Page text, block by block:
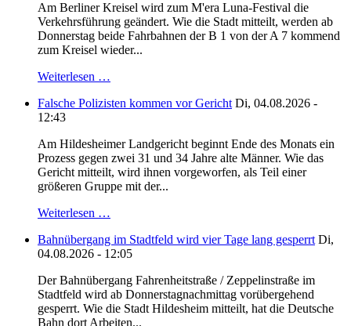
Am Berliner Kreisel wird zum M'era Luna-Festival die
Verkehrsführung geändert. Wie die Stadt mitteilt, werden ab
Donnerstag beide Fahrbahnen der B 1 von der A 7 kommend
zum Kreisel wieder...
Weiterlesen …
Falsche Polizisten kommen vor Gericht Di, 04.08.2026 -
12:43
Am Hildesheimer Landgericht beginnt Ende des Monats ein
Prozess gegen zwei 31 und 34 Jahre alte Männer. Wie das
Gericht mitteilt, wird ihnen vorgeworfen, als Teil einer
größeren Gruppe mit der...
Weiterlesen …
Bahnübergang im Stadtfeld wird vier Tage lang gesperrt Di,
04.08.2026 - 12:05
Der Bahnübergang Fahrenheitstraße / Zeppelinstraße im
Stadtfeld wird ab Donnerstagnachmittag vorübergehend
gesperrt. Wie die Stadt Hildesheim mitteilt, hat die Deutsche
Bahn dort Arbeiten...